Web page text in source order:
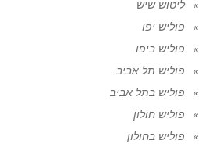
ליטוש שיש
פוליש יפו
פוליש ביפו
פוליש תל אביב
פוליש בתל אביב
פוליש חולון
פוליש בחולון